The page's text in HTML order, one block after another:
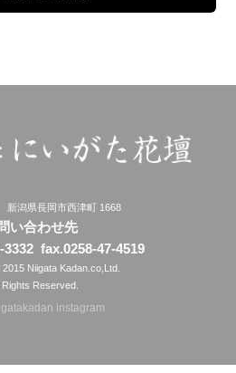
新潟県長岡市西津町 1668
い合わせ先
3332fax.0258-47-4519
Niigata Kadan.co,Ltd.
Rights Reserved.
instagram